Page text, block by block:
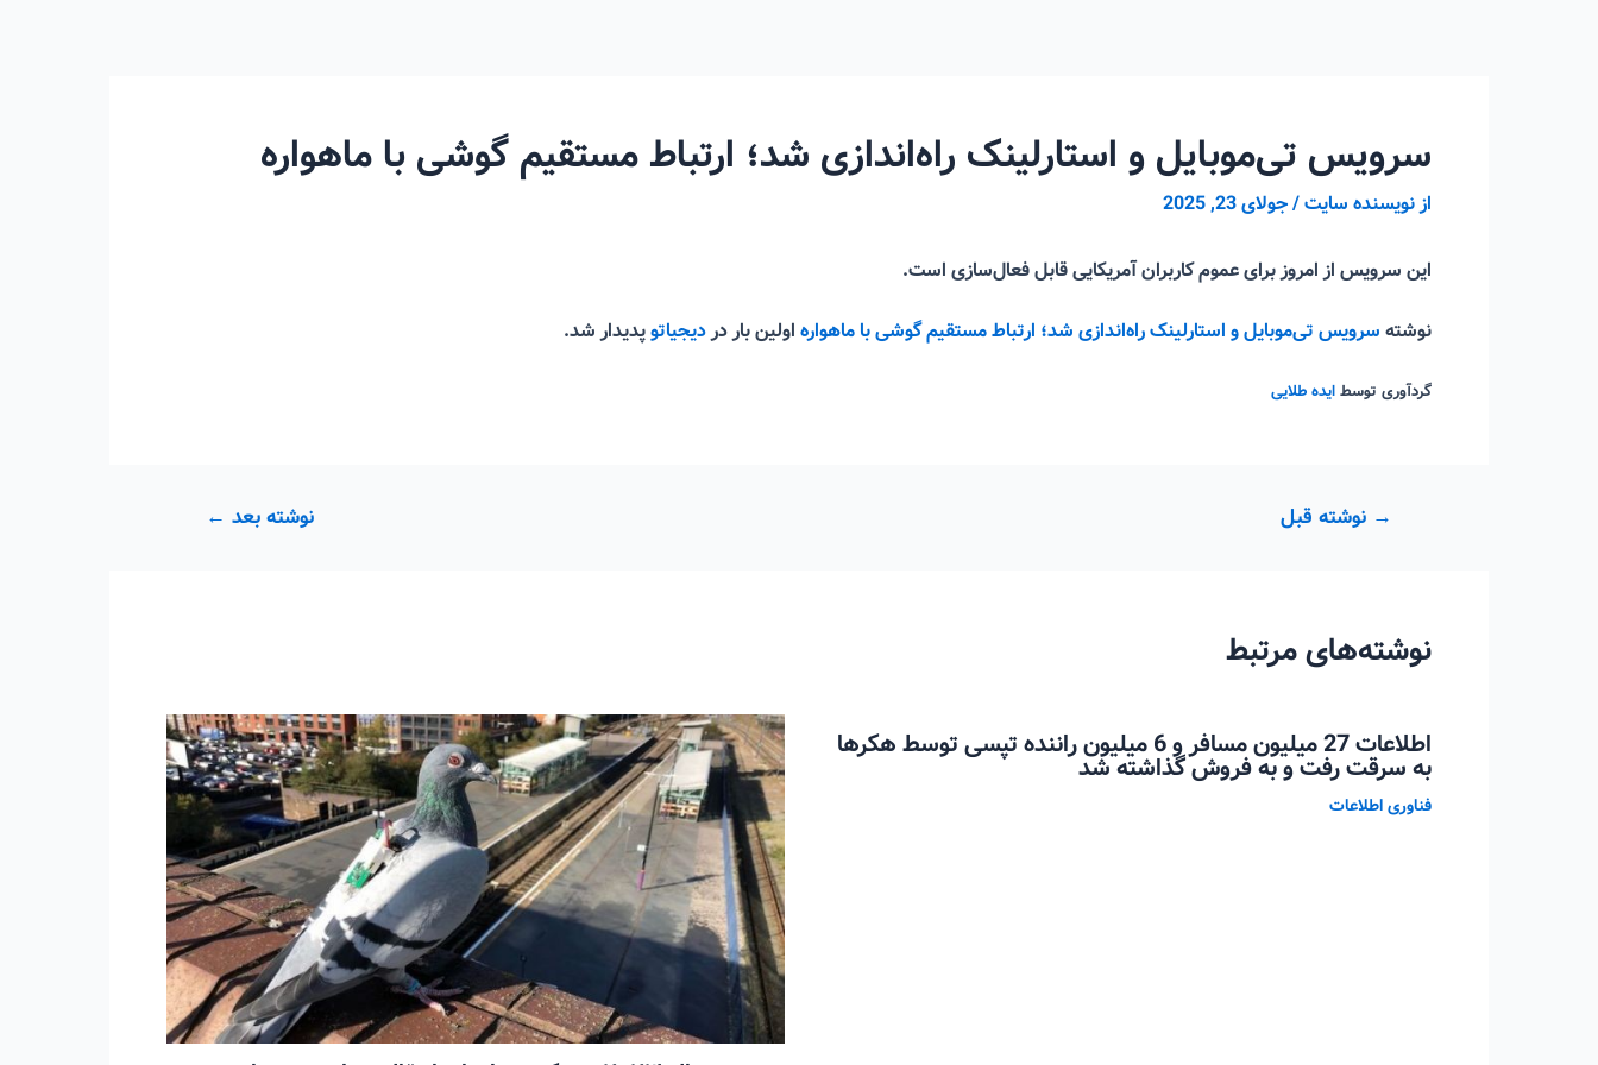
سرویس تی‌موبایل و استارلینک راه‌اندازی شد؛ ارتباط مستقیم گوشی با ماهواره
ازنویسنده سایت/جولای 23, 2025
این سرویس از امروز برای عموم کاربران آمریکایی قابل فعال‌سازی است.
نوشته سرویس تی‌موبایل و استارلینک راه‌اندازی شد؛ ارتباط مستقیم گوشی با ماهواره اولین بار دردیجیاتوپدیدار شد.
گردآوری توسط ایده طلایی
راهبری
→ نوشته قبل نوشته بعد ←
نوشته‌های مرتبط
اطلاعات 27 میلیون مسافر و 6 میلیون راننده تپسی توسط هکرها
به سرقت رفت و به فروش گذاشته شد
فناوری اطلاعات